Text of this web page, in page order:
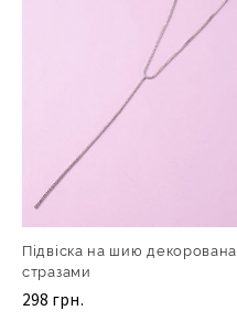
Підвіска на шию декорована
стразами
298 грн.